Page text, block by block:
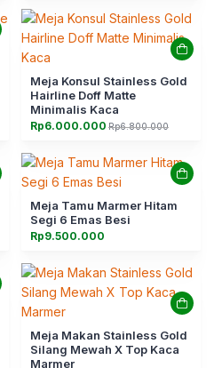
Meja Konsul Stainless Gold
Hairline Doff Matte
Minimalis Kaca
Rp6.800.000
Harga
adalah:
Rp6.800.000.
Rp6.000.000
Harga
ini
adalah:
Rp6.000.000.
Meja Tamu Marmer Hitam
Segi 6 Emas Besi
Rp9.500.000
Meja Makan Stainless Gold
Silang Mewah X Top Kaca
Marmer